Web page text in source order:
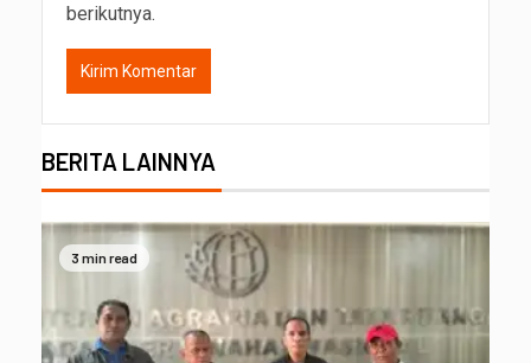
berikutnya.
BERITA LAINNYA
3 min read